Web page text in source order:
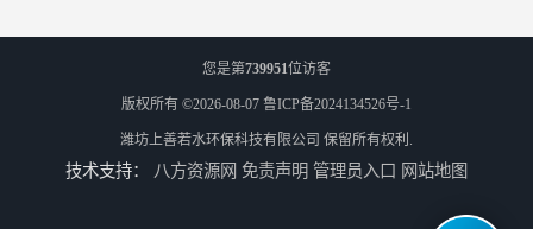
您是第739951位访客
版权所有 ©2026-08-07 鲁ICP备2024134526号-1
潍坊上善若水环保科技有限公司 保留所有权利.
技术支持： 八方资源网 免责声明 管理员入口 网站地图